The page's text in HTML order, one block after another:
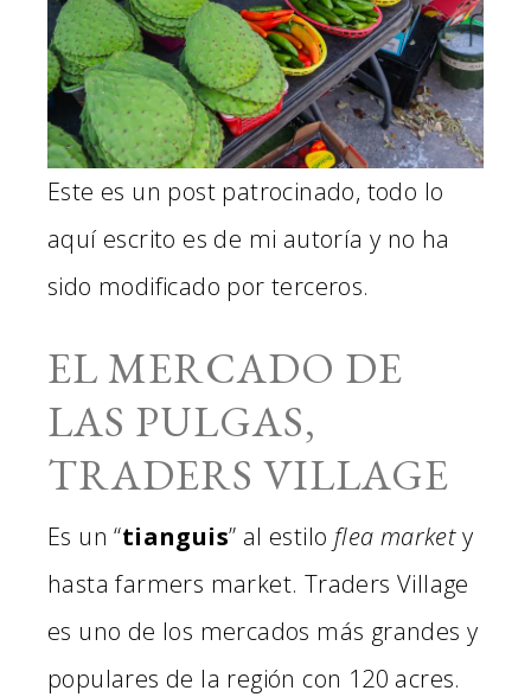
Este es un post patrocinado, todo lo
aquí escrito es de mi autoría y no ha
sido modificado por terceros.
EL MERCADO DE
LAS PULGAS,
TRADERS VILLAGE
Es un “tianguis” al estilo flea markety
hasta farmers market. Traders Village
es uno de los mercados más grandes y
populares de la región con 120 acres.